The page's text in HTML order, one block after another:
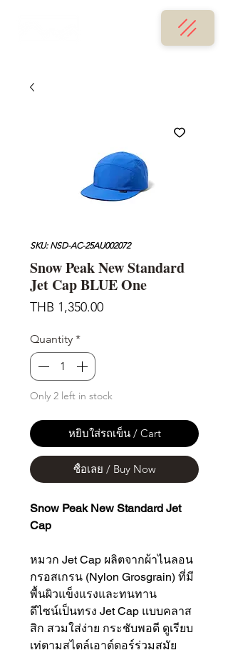
SKU: NSD-AC-25AU002072
Snow Peak New Standard
Jet Cap BLUE One
THB 1,350.00Price
Quantity *
Only 2 left in stock
หยิบใส่รถเข็น / Cart
ซื้อเลย / Buy Now
Snow Peak New Standard Jet
Cap
หมวก Jet Cap ผลิตจากผ้าไนลอน
กรอสเกรน (Nylon Grosgrain) ที่มี
พื้นผิวแข็งแรงและทนทาน
ดีไซน์เป็นทรง Jet Cap แบบคลาส
สิก สวมใส่ง่าย กระชับพอดี ดูเรียบ
เท่ตามสไตล์เอาต์ดอร์ร่วมสมัย